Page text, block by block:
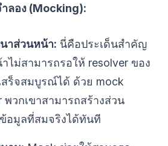
ลอง (Mocking):
าส่วนหน้า: นี่คือประเด็นสำคัญ
ม่สามารถรอให้ resolver ของ
ร็จสมบูรณ์ได้ ด้วย mock
พวกเขาสามารถสร้างส่วน
อมูลที่สมจริงได้ทันที